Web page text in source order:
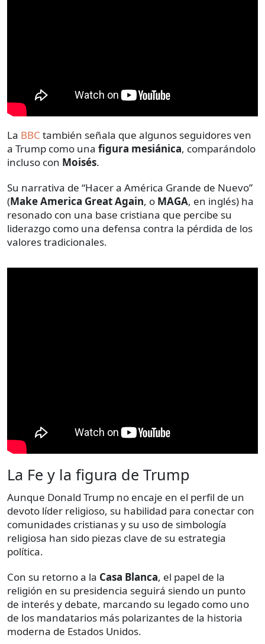
La BBC también señala que algunos seguidores ven
a Trump como una figura mesiánica, comparándolo
incluso con Moisés.
Su narrativa de “Hacer a América Grande de Nuevo”
(Make America Great Again, o MAGA, en inglés) ha
resonado con una base cristiana que percibe su
liderazgo como una defensa contra la pérdida de los
valores tradicionales.
La Fe y la figura de Trump
Aunque Donald Trump no encaje en el perfil de un
devoto líder religioso, su habilidad para conectar con
comunidades cristianas y su uso de simbología
religiosa han sido piezas clave de su estrategia
política.
Con su retorno a la Casa Blanca, el papel de la
religión en su presidencia seguirá siendo un punto
de interés y debate, marcando su legado como uno
de los mandatarios más polarizantes de la historia
moderna de Estados Unidos.